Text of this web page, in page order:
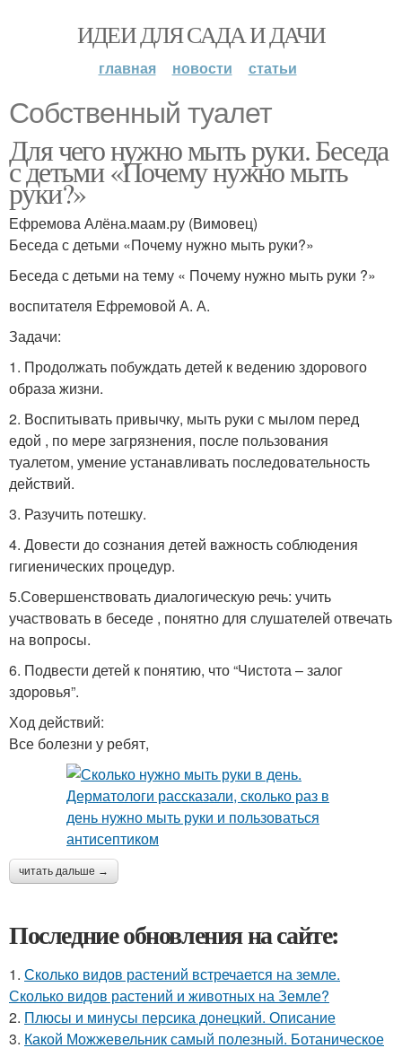
ИДЕИ ДЛЯ САДА И ДАЧИ
главная новости статьи
Собственный туалет
Для чего нужно мыть руки. Беседа
с детьми «Почему нужно мыть
руки?»
Ефремова Алёна.маам.ру (Вимовец)
Беседа с детьми «Почему нужно мыть руки?»
Беседа с детьми на тему « Почему нужно мыть руки ?»
воспитателя Ефремовой А. А.
Задачи:
1. Продолжать побуждать детей к ведению здорового
образа жизни.
2. Воспитывать привычку, мыть руки с мылом перед
едой , по мере загрязнения, после пользования
туалетом, умение устанавливать последовательность
действий.
3. Разучить потешку.
4. Довести до сознания детей важность соблюдения
гигиенических процедур.
5.Совершенствовать диалогическую речь: учить
участвовать в беседе , понятно для слушателей отвечать
на вопросы.
6. Подвести детей к понятию, что “Чистота – залог
здоровья”.
Ход действий:
Все болезни у ребят,
читать дальше →
Последние обновления на сайте:
1. Сколько видов растений встречается на земле.
Сколько видов растений и животных на Земле?
2. Плюсы и минусы персика донецкий. Описание
3. Какой Можжевельник самый полезный. Ботаническое